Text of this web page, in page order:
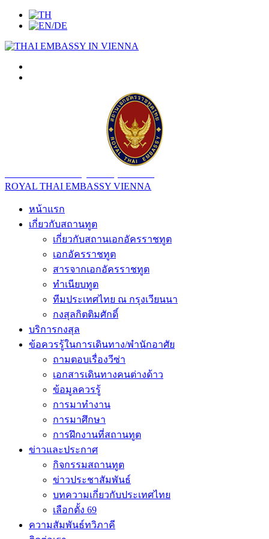
ROYAL THAI EMBASSY VIENNA
หน้าแรก
เกี่ยวกับสถานทูต
เกี่ยวกับสถานเอกอัครราชทูต
เอกอัครราชทูต
สารจากเอกอัครราชทูต
ทำเนียบทูต
ทีมประเทศไทย ณ กรุงเวียนนา
กงสุลกิตติมศักดิ์
บริการกงสุล
ข้อควรรู้ในการเดินทาง/พำนักอาศัย
ถามตอบเรื่องวีซ่า
เอกสารเดินทางคนต่างด้าว
ข้อมูลควรรู้
การมาทำงาน
การมาศึกษา
การฝึกงานที่สถานทูต
ข่าวและประกาศ
กิจกรรมสถานทูต
ข่าวประชาสัมพันธ์
บทความเกี่ยวกับประเทศไทย
เลือกตั้ง 69
ความสัมพันธ์ทวิภาคี